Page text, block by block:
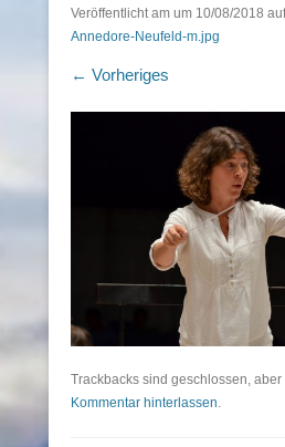
Veröffentlicht am um 10/08/2018
Annedore-Neufeld-m.jpg
← Vorheriges
Trackbacks sind geschlossen, aber
Kommentar hinterlassen